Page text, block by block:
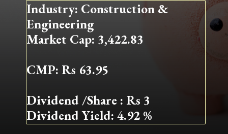
Industry: Construction &
Engineering
Market Cap: 3,422.83
CMP: Rs 63.95
Dividend /Share : Rs 3
Dividend Yield: 4.92 %